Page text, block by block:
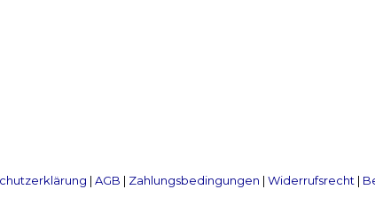
| AGB | Zahlungsbedingungen | Widerrufsrecht |